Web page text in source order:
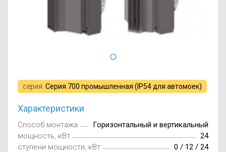
серия: Серия 700 промышленная (IP54 для автомоек)
Характеристики
Способ монтажа
Горизонтальный и вертикальный
мощность, кВт
24
ступени мощности, кВт
0 / 12 / 24
Осушители
Wi-Fi модуля
отработанном